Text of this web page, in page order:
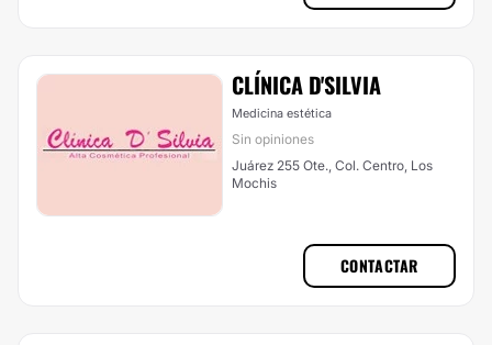
CLÍNICA D'SILVIA
Medicina estética
Sin opiniones
Juárez 255 Ote., Col. Centro, Los
Mochis
CONTACTAR